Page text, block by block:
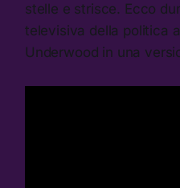
stelle e strisce. Ecco
televisiva della politica
Underwood in una